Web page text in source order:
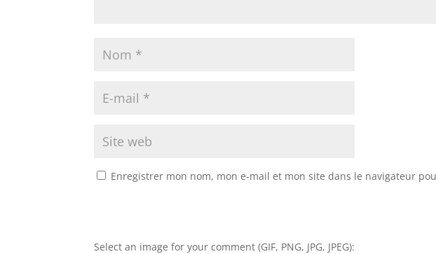
Enregistrer mon nom, mon e-mail et mon site dans le navigateur
Select an image for your comment (GIF, PNG, JPG, JPEG):